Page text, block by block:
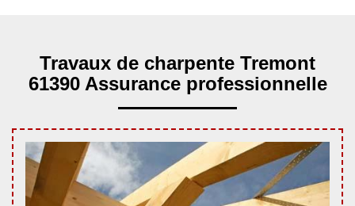
Travaux de charpente Tremont
61390 Assurance professionnelle